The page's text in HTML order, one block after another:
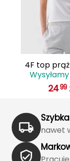
Hydro Flask
Icebreaker
Icestorm
4F top
bawełniany
2499
nawet